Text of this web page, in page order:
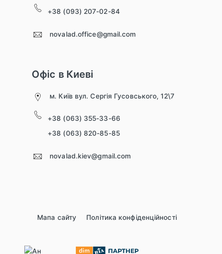
+38 (093) 207-02-84
novalad.office@gmail.com
Офіс в Киеві
м. Київ вул. Сергія Гусовського, 12\7
+38 (063) 355-33-66
+38 (063) 820-85-85
novalad.kiev@gmail.com
Мапа сайту Політика конфіденційності